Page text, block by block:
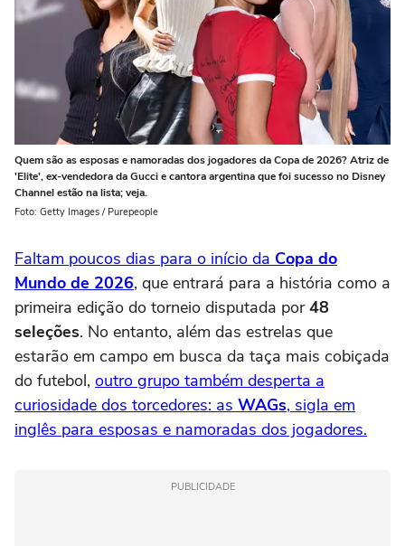
Quem são as esposas e namoradas dos jogadores da Copa de 2026? Atriz de
'Elite', ex-vendedora da Gucci e cantora argentina que foi sucesso no Disney
Channel estão na lista; veja.
Foto: Getty Images / Purepeople
Faltam poucos dias para o início da Copa do
Mundo de 2026, que entrará para a história como a
primeira edição do torneio disputada por48
seleções. No entanto, além das estrelas que
estarão em campo em busca da taça mais cobiçada
do futebol, outro grupo também desperta a
curiosidade dos torcedores: as WAGs, sigla em
inglês para esposas e namoradas dos jogadores.
PUBLICIDADE